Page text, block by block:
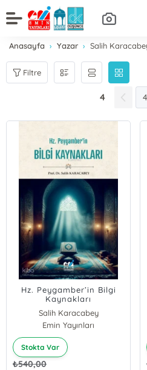
Anasayfa Yazar Salih
Filtre
4
Hz. Peygamber’in Bilgi
Kaynakları
Salih Karacabey
Emin Yayınları
Stokta Var
₺540,00